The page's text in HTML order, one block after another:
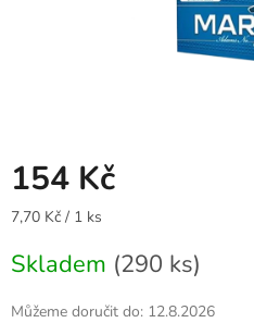
154 Kč
Měrná
7,70 Kč / 1 ks
Skladem (290 ks)
Můžeme doručit do: 12.8.2026